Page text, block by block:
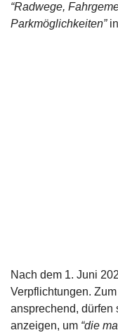
“Radwege,
Parkmöglichkeiten”
Nach dem 1. Juni
Verpflichtungen.
ansprechend, dürfen
anzeigen, um “die